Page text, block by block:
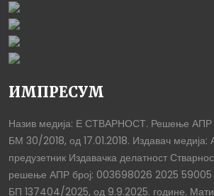
ИМПРЕСУМ
Назив медија: Е СТВАРНОСТ. Решење АПР
БМ 30/2018, од 17.01.2018. Издавач медија:
предузетник Издавачка делатност
решење АПР број: 003698026 2025
БП 137404/2025, од 9.9.2025. године.